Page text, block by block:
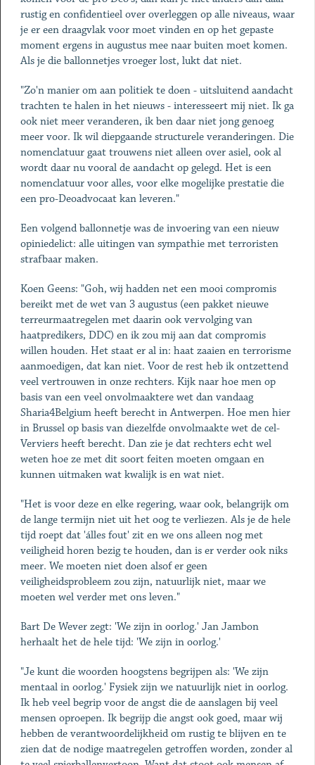
rustig en confidentieel over overleggen op alle niveaus, waar
je er een draagvlak voor moet vinden en op het gepaste
moment ergens in augustus mee naar buiten moet komen.
Als je die ballonnetjes vroeger lost, lukt dat niet.
"Zo'n manier om aan politiek te doen - uitsluitend aandacht
trachten te halen in het nieuws - interesseert mij niet. Ik ga
ook niet meer veranderen, ik ben daar niet jong genoeg
meer voor. Ik wil diepgaande structurele veranderingen. Die
nomenclatuur gaat trouwens niet alleen over asiel, ook al
wordt daar nu vooral de aandacht op gelegd. Het is een
nomenclatuur voor alles, voor elke mogelijke prestatie die
een pro-Deoadvocaat kan leveren."
Een volgend ballonnetje was de invoering van een nieuw
opiniedelict: alle uitingen van sympathie met terroristen
strafbaar maken.
Koen Geens: "Goh, wij hadden net een mooi compromis
bereikt met de wet van 3 augustus (een pakket nieuwe
terreurmaatregelen met daarin ook vervolging van
haatpredikers, DDC) en ik zou mij aan dat compromis
willen houden. Het staat er al in: haat zaaien en terrorisme
aanmoedigen, dat kan niet. Voor de rest heb ik ontzettend
veel vertrouwen in onze rechters. Kijk naar hoe men op
basis van een veel onvolmaaktere wet dan vandaag
Sharia4Belgium heeft berecht in Antwerpen. Hoe men hier
in Brussel op basis van diezelfde onvolmaakte wet de cel-
Verviers heeft berecht. Dan zie je dat rechters echt wel
weten hoe ze met dit soort feiten moeten omgaan en
kunnen uitmaken wat kwalijk is en wat niet.
"Het is voor deze en elke regering, waar ook, belangrijk om
de lange termijn niet uit het oog te verliezen. Als je de hele
tijd roept dat 'álles fout' zit en we ons alleen nog met
veiligheid horen bezig te houden, dan is er verder ook niks
meer. We moeten niet doen alsof er geen
veiligheidsprobleem zou zijn, natuurlijk niet, maar we
moeten wel verder met ons leven."
Bart De Wever zegt: 'We zijn in oorlog.' Jan Jambon
herhaalt het de hele tijd: 'We zijn in oorlog.'
"Je kunt die woorden hoogstens begrijpen als: 'We zijn
mentaal in oorlog.' Fysiek zijn we natuurlijk niet in oorlog.
Ik heb veel begrip voor de angst die de aanslagen bij veel
mensen oproepen. Ik begrijp die angst ook goed, maar wij
hebben de verantwoordelijkheid om rustig te blijven en te
zien dat de nodige maatregelen getroffen worden, zonder al